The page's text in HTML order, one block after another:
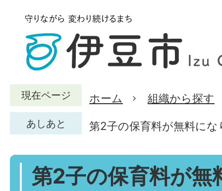
現在ページ ホーム 組織から探す
あしあと 第2子の保育料が無料に
第2子の保育料が無